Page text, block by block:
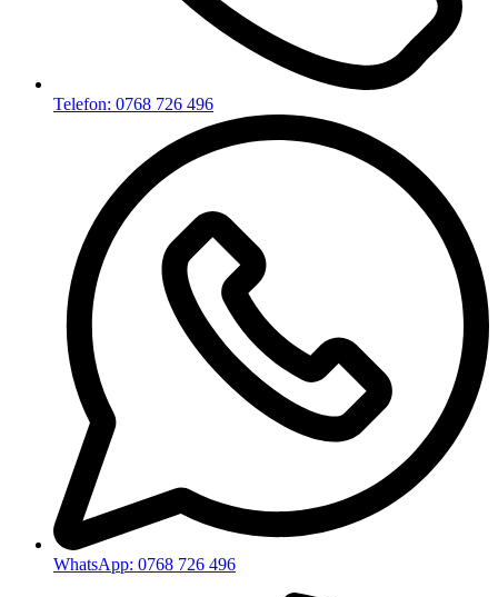
Telefon: 0768 726 496
WhatsApp: 0768 726 496